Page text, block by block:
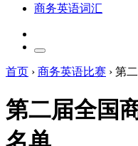
商务英语词汇
首页 › 商务英语比赛 › 第
第二届全国